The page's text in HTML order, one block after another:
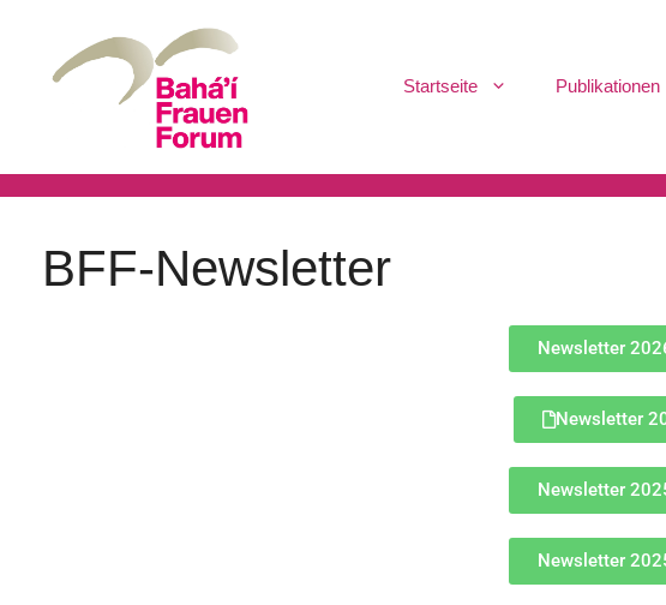
Startseite Publikationen
BFF-Newsletter
Newsletter
Newsletter
Newsletter
Newsletter